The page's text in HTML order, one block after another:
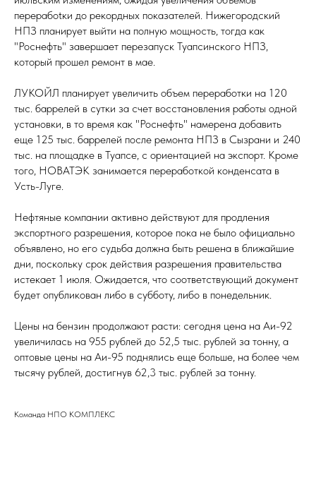
перерабotки до рекордных показателей. Нижегородский
НПЗ планирует выйти на полную мощность, тогда как
"Роснефть" завершает перезапуск Туапсинского НПЗ,
который прошел ремонт в мае.
ЛУКОЙЛ планирует увеличить объем переработки на 120
тыс. баррелей в сутки за счет восстановления работы одной
установки, в то время как "Роснефть" намерена добавить
еще 125 тыс. баррелей после ремонта НПЗ в Сызрани и 240
тыс. на площадке в Туапсе, с ориентацией на экспорт. Кроме
того, НОВАТЭК занимается переработкой конденсата в
Усть-Луге.
Нефтяные компании активно действуют для продления
экспортного разрешения, которое пока не было официально
объявлено, но его судьба должна быть решена в ближайшие
дни, поскольку срок действия разрешения правительства
истекает 1 июля. Ожидается, что соответствующий документ
будет опубликован либо в субботу, либо в понедельник.
Цены на бензин продолжают расти: сегодня цена на Аи-92
увеличилась на 955 рублей до 52,5 тыс. рублей за тонну, а
оптовые цены на Аи-95 поднялись еще больше, на более чем
тысячу рублей, достигнув 62,3 тыс. рублей за тонну.
Команда НПО КОМПЛЕКС